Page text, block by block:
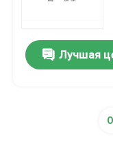
Лучшая